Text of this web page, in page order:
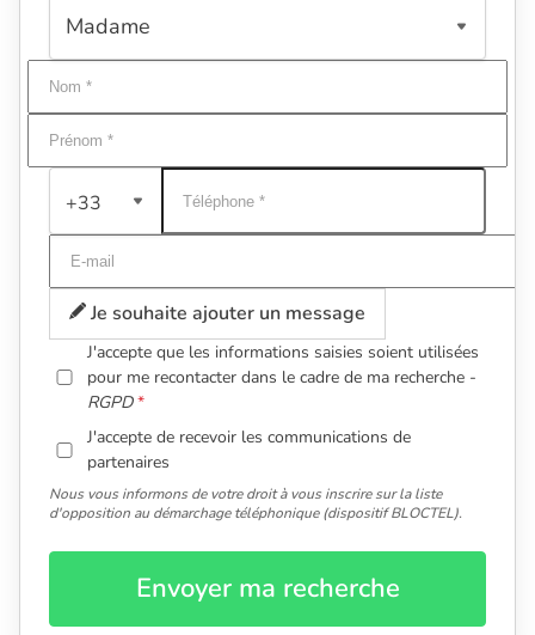
+33
Je souhaite ajouter un message
J'accepte que les informations saisies soient utilisées
pour me recontacter dans le cadre de ma recherche -
RGPD
J'accepte de recevoir les communications de
partenaires
Nous vous informons de votre droit à vous inscrire sur la liste
d'opposition au démarchage téléphonique (dispositif BLOCTEL).
Envoyer ma recherche